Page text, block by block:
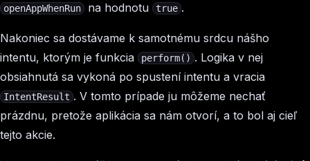
openAppWhenRun na hodnotu true .
Nakoniec sa dostávame k samotnému srdcu nášho
intentu, ktorým je funkcia
perform() . Logika v nej
obsiahnutá sa vykoná po spustení intentu a vracia
IntentResult . V tomto prípade ju môžeme nechať
prázdnu, pretože aplikácia sa nám otvorí, a to bol aj cieľ
tejto akcie.